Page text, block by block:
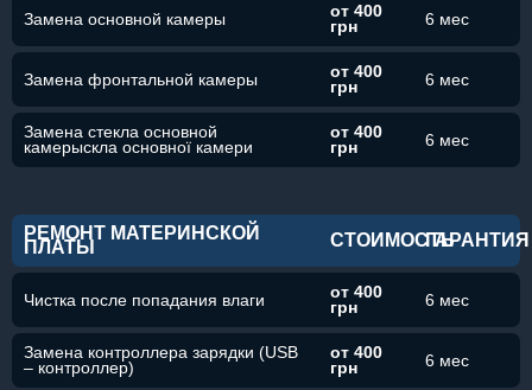
Замена основной камеры
от 400
грн
6 мес
Замена фронтальной камеры
от 400
грн
6 мес
Замена стекла основной
камерыскла основної камери
от 400
грн
6 мес
РЕМОНТ МАТЕРИНСКОЙ
ПЛАТЫ СТОИМОСТЬГАРАНТИЯ
Чистка после попадания влаги
от 400
грн
6 мес
Замена контроллера зарядки (USB
– контроллер)
от 400
грн
6 мес